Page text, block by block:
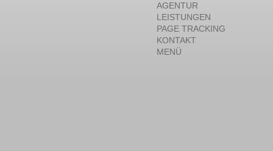
AGENTUR
LEISTUNGEN
PAGE TRACKING
KONTAKT
MENÜ